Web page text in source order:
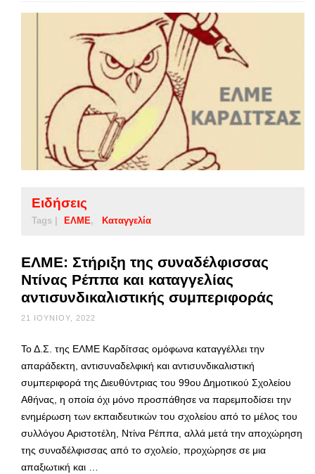
Ειδήσεις
Tags | ΕΛΜΕ Καταγγελία
ΕΛΜΕ: Στήριξη της συναδέλφισσας
Ντίνας Ρέππα και καταγγελίας
αντισυνδικαλιστικής συμπεριφοράς
21 ΙΟΥΝΊΟΥ, 2022
Το Δ.Σ. της ΕΛΜΕ Καρδίτσας ομόφωνα καταγγέλλει την
απαράδεκτη, αντισυναδελφική και αντισυνδικαλιστική
συμπεριφορά της Διευθύντριας του 99ου Δημοτικού Σχολείου
Αθήνας, η οποία όχι μόνο προσπάθησε να παρεμποδίσει την
ενημέρωση των εκπαιδευτικών του σχολείου από το μέλος του
συλλόγου Αριστοτέλη, Ντίνα Ρέππα, αλλά μετά την αποχώρηση
της συναδέλφισσας από το σχολείο, προχώρησε σε μια
απαξιωτική και …